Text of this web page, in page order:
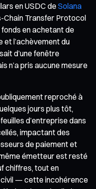
en USDC de Solana
Chain Transfer Protocol
fonds en achetant de
et l’achèvement du
d’une fenêtre
n’a pris aucune mesure
reproché à
jours plus tôt,
d’entreprise dans
impactant des
de paiement et
émetteur est resté
chiffres, tout en
civil — cette incohérence